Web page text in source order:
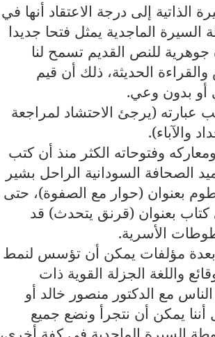
الذاتية إلى درجة الاعتقاد أنها في
الماجدية يمثل فتحا جديدا
للنص القديم تسمح لنا
الحديثة، ذلك أن قيم
أو بدون وعي.
عبارته (يرجئ الاحتشاد لمراجعة
والآباء).
وفتوحاته الكثر منذ أن كتب
عميد الصحافة السودانية الراحل بشير
بعنوان (حوار مع الصفوة)، حتى
بعنوان (قرنق يتحدث) قد
الأسرية.
بعدة مؤلفات يمكن أن تؤسس لنمط
واللغة الجزلة القوية ذات
مع الدكتور منصور خالد أو
يمكن أن نتجرأ ونضع جميع